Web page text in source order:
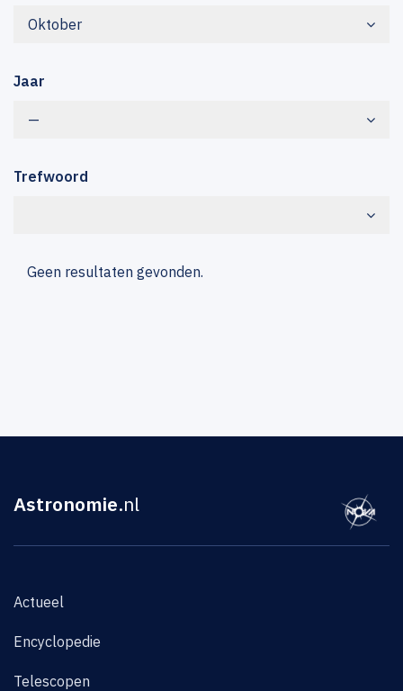
Oktober
Jaar
—
Trefwoord
Geen resultaten gevonden.
Astronomie.nl
Actueel
Encyclopedie
Telescopen